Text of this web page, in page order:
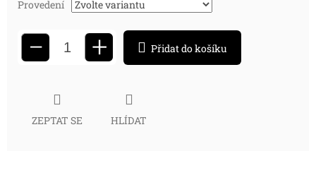
Provedení
− + Přidat do košíku
ZEPTAT SE HLÍDAT